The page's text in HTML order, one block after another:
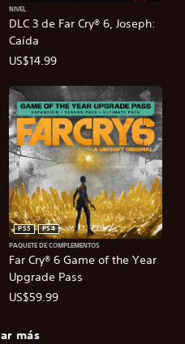
DLC 3 de Far Cry® 6, Joseph:
Caída
NIVEL
US$14.99
Far Cry® 6 Game of the Year
Upgrade Pass
PS5
PS4
PAQUETE DE COMPLEMENTOS
US$59.99
más